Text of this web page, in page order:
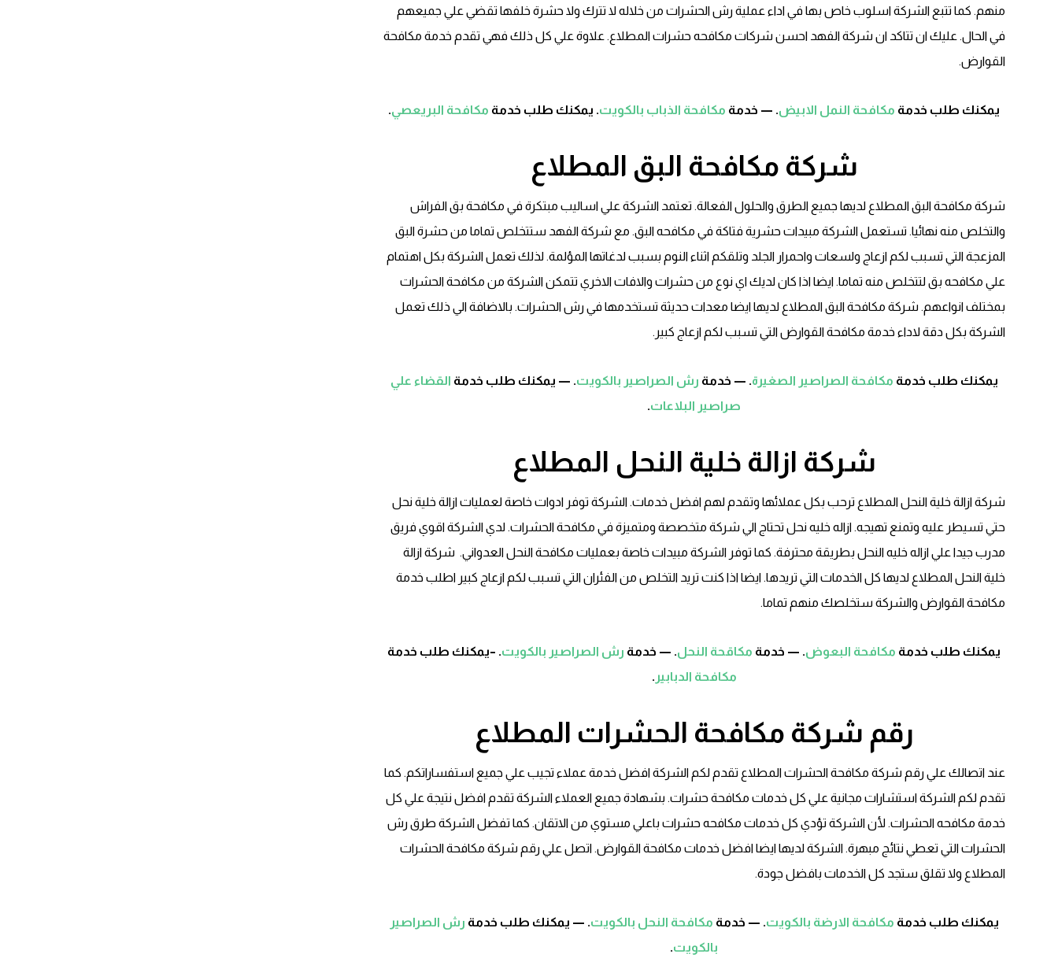
منهم. كما تتبع الشركة اسلوب خاص بها في اداء عملية رش الحشرات من خلاله لا تترك ولا حشرة خلفها تقضي علي جميعهم
في الحال. عليك ان تتاكد ان شركة الفهد احسن شركات مكافحه حشرات المطلاع. علاوة علي كل ذلك فهي تقدم خدمة مكافحة
القوارض.
يمكنك طلب خدمة مكافحة النمل الابيض. — خدمة مكافحة الذباب بالكويت. يمكنك طلب خدمة مكافحة البريعصي.
شركة مكافحة البق المطلاع
شركة مكافحة البق المطلاع لديها جميع الطرق والحلول الفعالة. تعتمد الشركة علي اساليب مبتكرة في مكافحة بق الفراش
والتخلص منه نهائيا. تستعمل الشركة مبيدات حشرية فتاكة في مكافحه البق. مع شركة الفهد ستتخلص تماما من حشرة البق
المزعجة التي تسبب لكم ازعاج ولسعات واحمرار الجلد وتلقكم اثناء النوم بسبب لدغاتها المؤلمة. لذلك تعمل الشركة بكل اهتمام
علي مكافحه بق لتتخلص منه تماما. ايضا اذا كان لديك اي نوع من حشرات والافات الاخري تتمكن الشركة من مكافحة الحشرات
بمختلف انواعهم. شركة مكافحة البق المطلاع لديها ايضا معدات حديثة تستخدمها في رش الحشرات. بالاضافة الي ذلك تعمل
الشركة بكل دقة لاداء خدمة مكافحة القوارض التي تسبب لكم ازعاج كبير.
يمكنك طلب خدمة مكافحة الصراصير الصغيرة. — خدمة رش الصراصير بالكويت. — يمكنك طلب خدمة القضاء علي
صراصير البلاعات.
شركة ازالة خلية النحل المطلاع
شركة ازالة خلية النحل المطلاع ترحب بكل عملائها وتقدم لهم افضل خدمات. الشركة توفر ادوات خاصة لعمليات ازالة خلية نحل
حتي تسيطر عليه وتمنع تهيجه. ازاله خليه نحل تحتاج الي شركة متخصصة ومتميزة في مكافحة الحشرات. لدي الشركة اقوي فريق
مدرب جيدا علي ازاله خليه النحل بطريقة محترفة. كما توفر الشركة مبيدات خاصة بعمليات مكافحة النحل العدواني. شركة ازالة
خلية النحل المطلاع لديها كل الخدمات التي تريدها. ايضا اذا كنت تريد التخلص من الفئران التي تسبب لكم ازعاج كبير اطلب خدمة
مكافحة القوارض والشركة ستخلصك منهم تماما.
يمكنك طلب خدمة مكافحة البعوض. — خدمة مكاقحة النحل. — خدمة رش الصراصير بالكويت. –يمكنك طلب خدمة
مكافحة الدبابير .
رقم شركة مكافحة الحشرات المطلاع
عند اتصالك علي رقم شركة مكافحة الحشرات المطلاع تقدم لكم الشركة افضل خدمة عملاء تجيب علي جميع استفساراتكم. كما
تقدم لكم الشركة استشارات مجانية علي كل خدمات مكافحة حشرات. بشهادة جميع العملاء الشركة تقدم افضل نتيجة علي كل
خدمة مكافحه الحشرات. لأن الشركة تؤدي كل خدمات مكافحه حشرات باعلي مستوي من الاتقان. كما تفضل الشركة طرق رش
الحشرات التي تعطي نتائج مبهرة. الشركة لديها ايضا افضل خدمات مكافحة القوارض. اتصل علي رقم شركة مكافحة الحشرات
المطلاع ولا تقلق ستجد كل الخدمات بافضل جودة.
يمكنك طلب خدمة مكافحة الارضة بالكويت. — خدمة مكافحة النحل بالكويت. — يمكنك طلب خدمة رش الصراصير
بالكويت.